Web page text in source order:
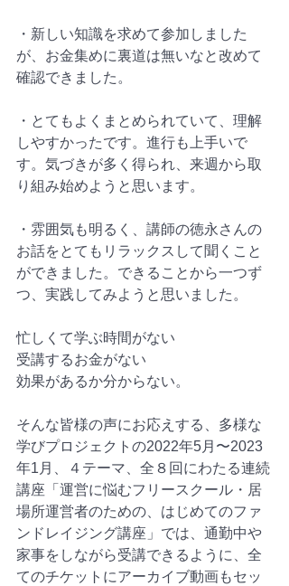
・新しい知識を求めて参加しました
が、お金集めに裏道は無いなと改めて
確認できました。
・とてもよくまとめられていて、理解
しやすかったです。進行も上手いで
す。気づきが多く得られ、来週から取
り組み始めようと思います。
・雰囲気も明るく、講師の徳永さんの
お話をとてもリラックスして聞くこと
ができました。できることから一つず
つ、実践してみようと思いました。
忙しくて学ぶ時間がない
受講するお金がない
効果があるか分からない。
そんな皆様の声にお応えする、多様な
学びプロジェクトの2022年5月〜2023
年1月、４テーマ、全８回にわたる連続
講座「運営に悩むフリースクール・居
場所運営者のための、はじめてのファ
ンドレイジング講座」では、通勤中や
家事をしながら受講できるように、全
てのチケットにアーカイブ動画もセッ